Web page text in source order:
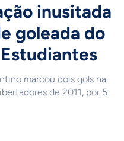
inusitada
goleada do
marcou dois gols na
de 2011, por 5